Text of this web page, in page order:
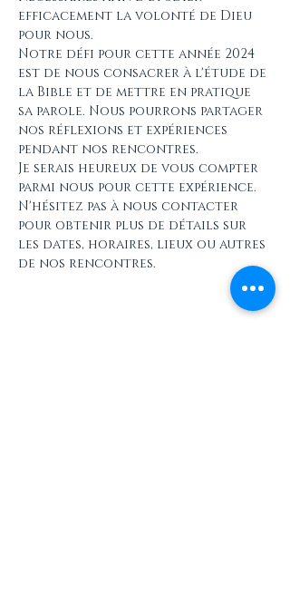
efficacement la volonté de Dieu
pour nous.
Notre défi pour cette année 2024
est de nous consacrer à l'étude de
la Bible et de mettre en pratique
sa parole. Nous pourrons partager
nos réflexions et expériences
pendant nos rencontres.
Je serais heureux de vous compter
parmi nous pour cette expérience.
N'hésitez pas à nous contacter
pour obtenir plus de détails sur
les dates, horaires, lieux ou autres
de nos rencontres.